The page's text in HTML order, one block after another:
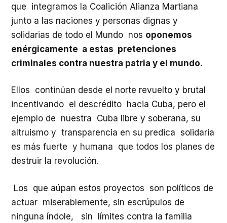
que integramos la Coalición Alianza Martiana
junto a las naciones y personas dignas y
solidarias de todo el Mundo nos oponemos
enérgicamente a estas pretenciones
criminales contra nuestra patria y el mundo.
Ellos continúan desde el norte revuelto y brutal
incentivando el descrédito hacia Cuba, pero el
ejemplo de nuestra Cuba libre y soberana, su
altruismo y transparencia en su predica solidaria
es más fuerte y humana que todos los planes de
destruir la revolución.
Los que aúpan estos proyectos son políticos de
actuar miserablemente, sin escrúpulos de
ninguna índole, sin límites contra la familia